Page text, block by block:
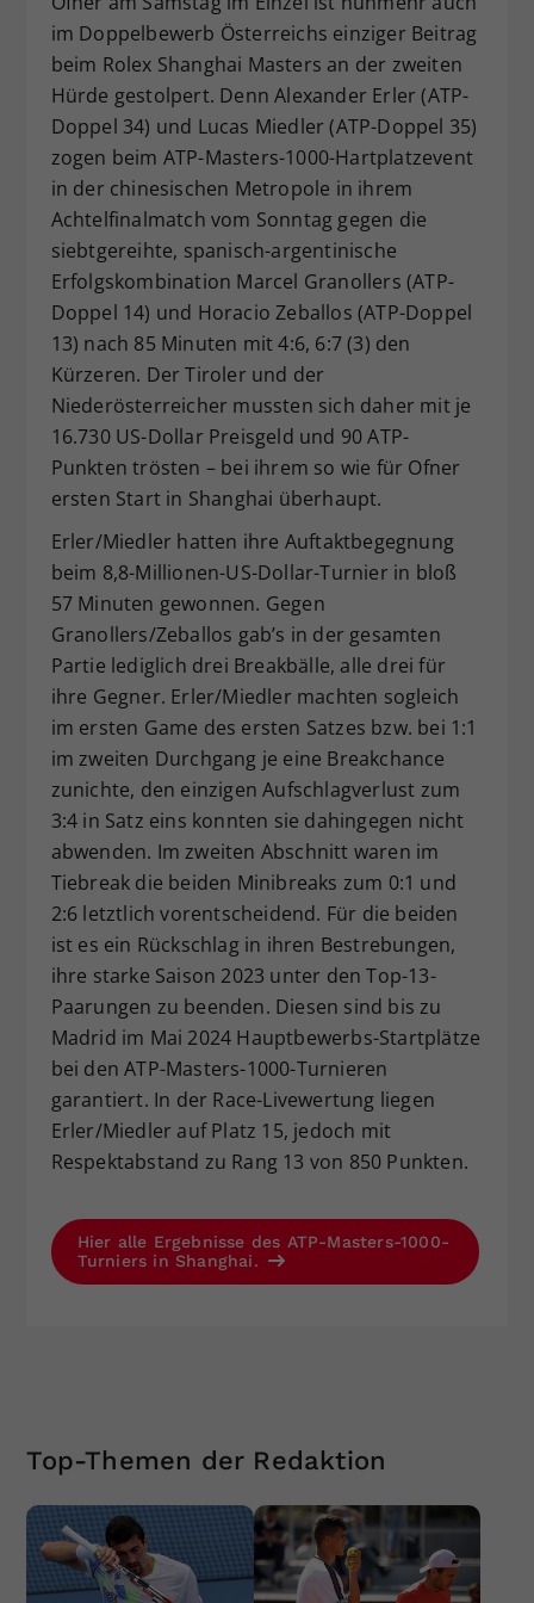
im Doppelbewerb Österreichs einziger Beitrag
beim Rolex Shanghai Masters an der zweiten
Hürde gestolpert. Denn Alexander Erler (ATP-
Doppel 34) und Lucas Miedler (ATP-Doppel 35)
zogen beim ATP-Masters-1000-Hartplatzevent
in der chinesischen Metropole in ihrem
Achtelfinalmatch vom Sonntag gegen die
siebtgereihte, spanisch-argentinische
Erfolgskombination Marcel Granollers (ATP-
Doppel 14) und Horacio Zeballos (ATP-Doppel
13) nach 85 Minuten mit 4:6, 6:7 (3) den
Kürzeren. Der Tiroler und der
Niederösterreicher mussten sich daher mit je
16.730 US-Dollar Preisgeld und 90 ATP-
Punkten trösten – bei ihrem so wie für Ofner
ersten Start in Shanghai überhaupt.
Erler/Miedler hatten ihre Auftaktbegegnung
beim 8,8-Millionen-US-Dollar-Turnier in bloß
57 Minuten gewonnen. Gegen
Granollers/Zeballos gab’s in der gesamten
Partie lediglich drei Breakbälle, alle drei für
ihre Gegner. Erler/Miedler machten sogleich
im ersten Game des ersten Satzes bzw. bei 1:1
im zweiten Durchgang je eine Breakchance
zunichte, den einzigen Aufschlagverlust zum
3:4 in Satz eins konnten sie dahingegen nicht
abwenden. Im zweiten Abschnitt waren im
Tiebreak die beiden Minibreaks zum 0:1 und
2:6 letztlich vorentscheidend. Für die beiden
ist es ein Rückschlag in ihren Bestrebungen,
ihre starke Saison 2023 unter den Top-13-
Paarungen zu beenden. Diesen sind bis zu
Madrid im Mai 2024 Hauptbewerbs-Startplätze
bei den ATP-Masters-1000-Turnieren
garantiert. In der Race-Livewertung liegen
Erler/Miedler auf Platz 15, jedoch mit
Respektabstand zu Rang 13 von 850 Punkten.
Hier alle Ergebnisse des ATP-Masters-1000-
Turniers in Shanghai.
Top-Themen der Redaktion
Zweck
Dieser Wert speichert Ihre Consent-
Einstellungen. Unter anderem eine
zufällig generierte ID, für die
historische Speicherung Ihrer
vorgenommen Einstellungen, falls der
Webseiten-Betreiber dies eingestellt
hat.